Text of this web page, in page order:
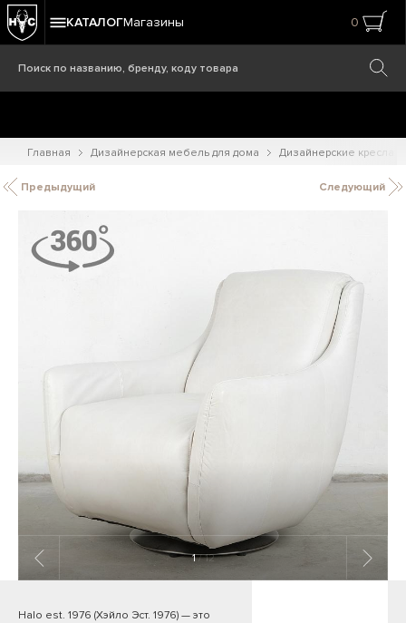
КАТАЛОГМагазины 0
Главная Дизайнерская мебель для дома Дизайнерские кресла
Предыдущий Следующий
1/ 12
Halo est. 1976 (Хэйло Эст. 1976) — это